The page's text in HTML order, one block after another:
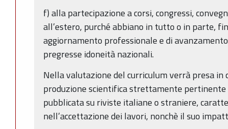
f) alla partecipazione a corsi, congressi,
all’estero, purché abbiano in tutto o in parte,
aggiornamento professionale e di
pregresse idoneità nazionali.
Nella valutazione del curriculum verrà presa in
produzione scientifica strettamente pertinente
pubblicata su riviste italiane o straniere,
nell’accettazione dei lavori, nonchè il suo